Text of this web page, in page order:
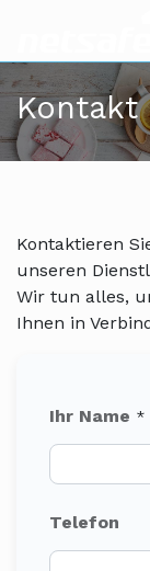
Kontakt
Kontaktieren
unseren
Wir tun alles,
Ihnen in
Ihr Name *
Telefon